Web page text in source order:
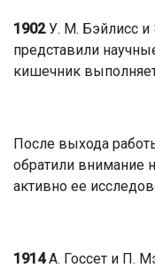
1902У. М. Бэйлисс и
представили
кишечник
После выхода
обратили внимание
активно ее
1914А. Госсет и П.